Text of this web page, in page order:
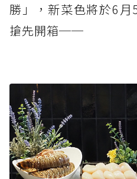
勝」，新菜色將於6
搶先開箱──